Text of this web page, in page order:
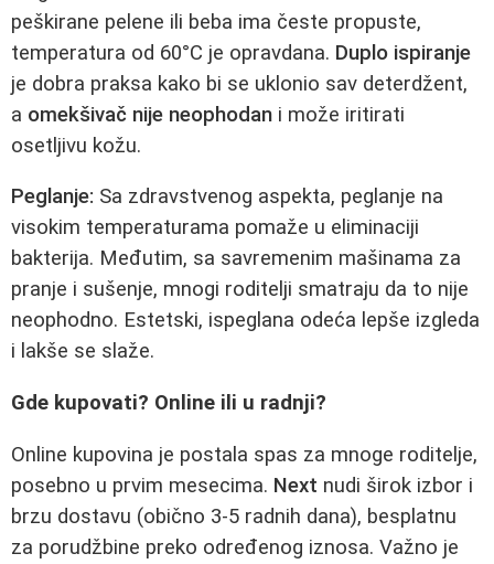
peškirane pelene ili beba ima česte propuste,
temperatura od 60°C je opravdana. Duplo ispiranje
je dobra praksa kako bi se uklonio sav deterdžent,
a omekšivač nije neophodan i može iritirati
osetljivu kožu.
Peglanje: Sa zdravstvenog aspekta, peglanje na
visokim temperaturama pomaže u eliminaciji
bakterija. Međutim, sa savremenim mašinama za
pranje i sušenje, mnogi roditelji smatraju da to nije
neophodno. Estetski, ispeglana odeća lepše izgleda
i lakše se slaže.
Gde kupovati? Online ili u radnji?
Online kupovina je postala spas za mnoge roditelje,
posebno u prvim mesecima. Next nudi širok izbor i
brzu dostavu (obično 3-5 radnih dana), besplatnu
za porudžbine preko određenog iznosa. Važno je